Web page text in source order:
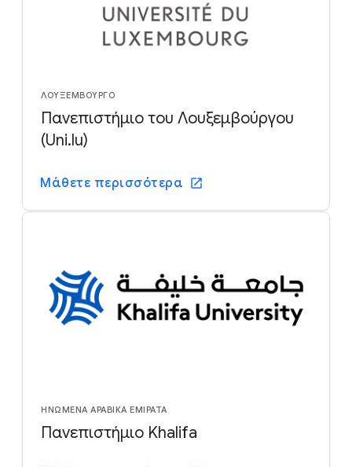
ΛΟΥΞΕΜΒΟΎΡΓΟ
Πανεπιστήμιο του Λουξεμβούργου
(Uni.lu)
Μάθετε περισσότερα
ΗΝΩΜΈΝΑ ΑΡΑΒΙΚΆ ΕΜΙΡΆΤΑ
Πανεπιστήμιο Khalifa